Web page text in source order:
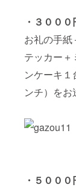
・３０００
お礼の手紙
テッカー＋
ンケーキ
ンチ）をお
・５０００